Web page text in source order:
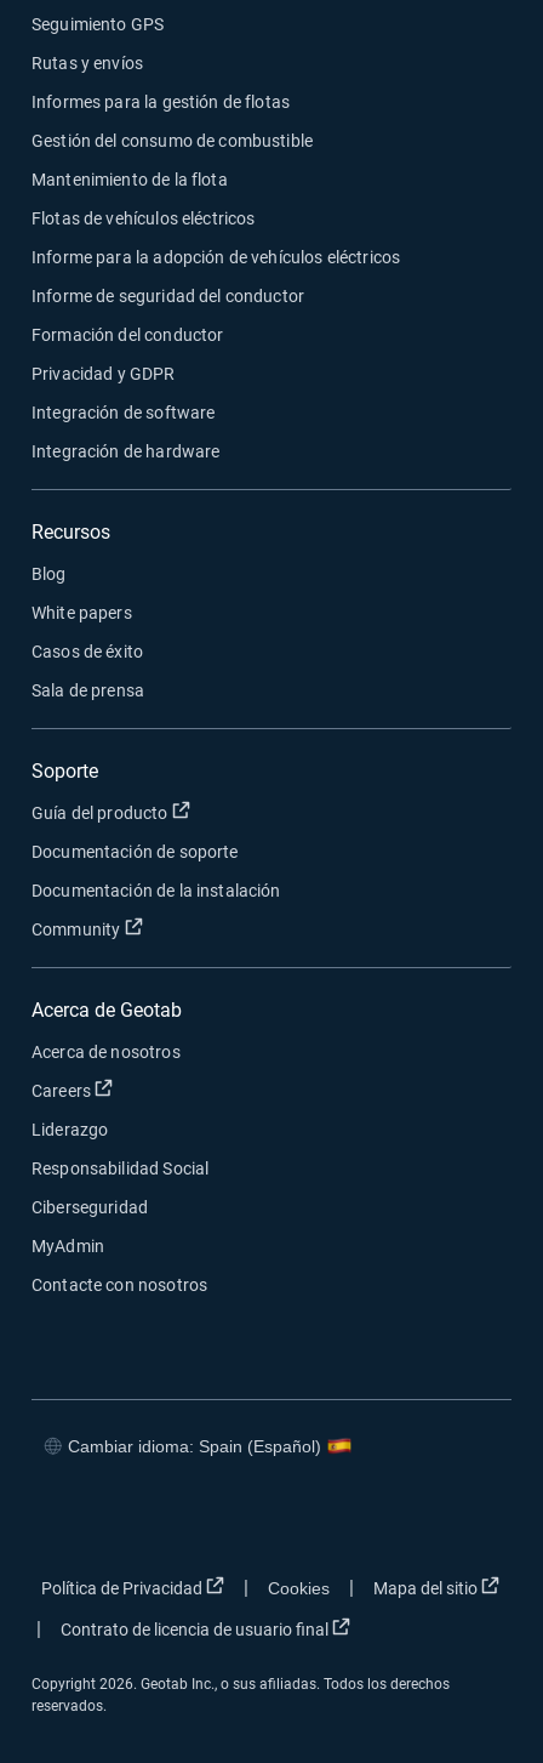
Seguimiento GPS
Rutas y envíos
Informes para la gestión de flotas
Gestión del consumo de combustible
Mantenimiento de la flota
Flotas de vehículos eléctricos
Informe para la adopción de vehículos eléctricos
Informe de seguridad del conductor
Formación del conductor
Privacidad y GDPR
Integración de software
Integración de hardware
Recursos
Blog
White papers
Casos de éxito
Sala de prensa
Soporte
Guía del producto Abrir en una nueva ventana
Documentación de soporte
Documentación de la instalación
Community
Abrir en una nueva ventana
Acerca de Geotab
Acerca de nosotros
Careers
Abrir en una nueva ventana
Liderazgo
Responsabilidad Social
Ciberseguridad
MyAdmin
Contacte con nosotros
Cambiar idioma: Spain (Español)
Política de Privacidad Abrir en una nueva ventana
| Cookies | Mapa del sitio Abrir
| Contrato de licencia de usuario final Abrir en una nueva
Copyright 2026. Geotab Inc., o sus afiliadas. Todos los derechos
reservados.